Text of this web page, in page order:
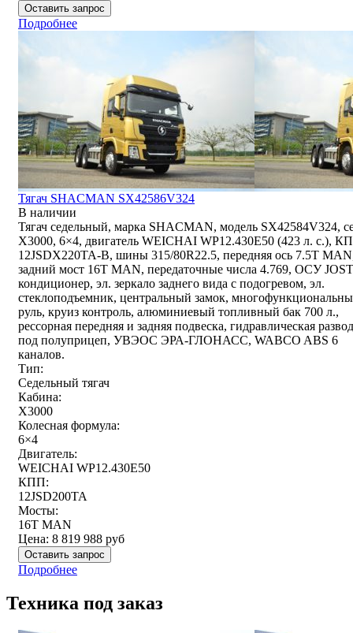
Оставить запрос
Подробнее
Тягач SHACMAN SX42586V324
В наличии
Тягач седельный, марка SHACMAN, модель SX42584V324,
Х3000, 6×4, двигатель WEICHAI WP12.430E50 (423 л. с.),
12JSDX220TA-B, шины 315/80R22.5, передняя ось 7.5T
задний мост 16T MAN, передаточные числа 4.769, ОСУ
кондиционер, эл. зеркало заднего вида с подогревом, эл.
стеклоподъемник, центральный замок,
руль, круиз контроль, алюминиевый топливный бак 700 л.,
рессорная передняя и задняя подвеска, гидравлическая
под полуприцеп, УВЭОС ЭРА-ГЛОНАСС, WABCO ABS 6
каналов.
Тип:
Седельный тягач
Кабина:
X3000
Колесная формула:
6×4
Двигатель:
WEICHAI WP12.430E50
КПП:
12JSD200TA
Мосты:
16T MAN
Цена: 8 819 988 руб
Оставить запрос
Подробнее
Техника под заказ